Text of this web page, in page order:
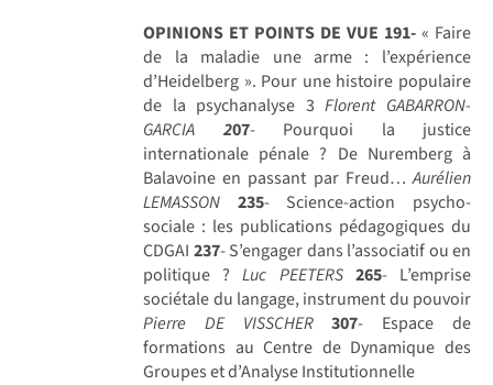
OPINIONS ET POINTS DE VUE 191- « Faire
de la maladie une arme : l’expérience
d’Heidelberg ». Pour une histoire populaire
de la psychanalyse 3Florent GABARRON-
GARCIA 207- Pourquoi la justice
internationale pénale ? De Nuremberg à
Balavoine en passant par Freud…Aurélien
LEMASSON
235- Science-action psycho-
sociale : les publications pédagogiques du
CDGAI 237- S’engager dans l’associatif ou en
politique ?Luc PEETERS 265- L’emprise
sociétale du langage, instrument du pouvoir
Pierre DE VISSCHER
307- Espace de
formations au Centre de Dynamique des
Groupes et d’Analyse Institutionnelle